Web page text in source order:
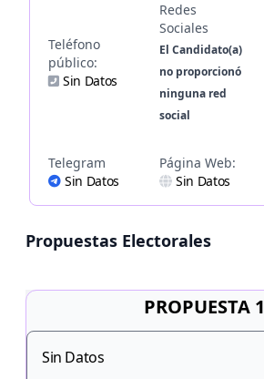
Teléfono
público:
Sin Datos
Redes
Sociales
El Candidato(a)
no proporcionó
ninguna red
social
Telegram
Sin Datos
Página Web:
Sin Datos
Propuestas Electorales
PROPUESTA 1
Sin Datos